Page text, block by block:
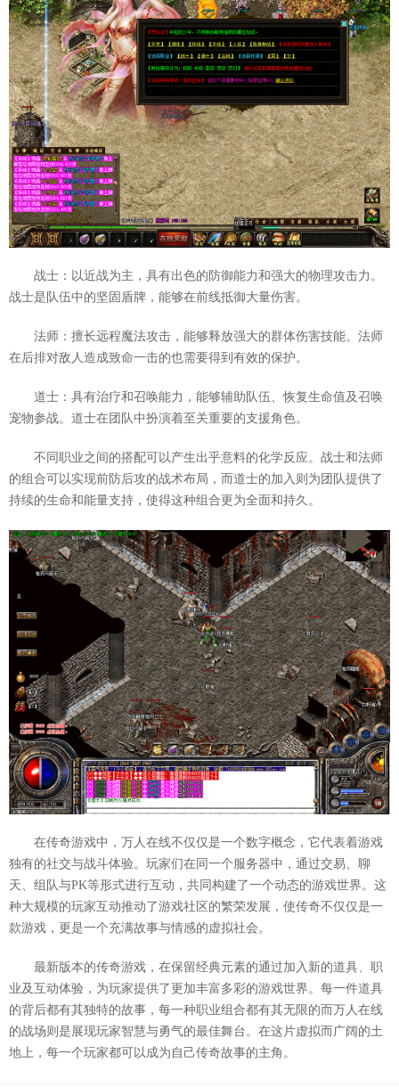
战士：以近战为主，具有出色的防御能力和强大的物理攻击力。
战士是队伍中的坚固盾牌，能够在前线抵御大量伤害。
法师：擅长远程魔法攻击，能够释放强大的群体伤害技能。法师
在后排对敌人造成致命一击的也需要得到有效的保护。
道士：具有治疗和召唤能力，能够辅助队伍、恢复生命值及召唤
宠物参战。道士在团队中扮演着至关重要的支援角色。
不同职业之间的搭配可以产生出乎意料的化学反应。战士和法师
的组合可以实现前防后攻的战术布局，而道士的加入则为团队提供了
持续的生命和能量支持，使得这种组合更为全面和持久。
在传奇游戏中，万人在线不仅仅是一个数字概念，它代表着游戏
独有的社交与战斗体验。玩家们在同一个服务器中，通过交易、聊
天、组队与PK等形式进行互动，共同构建了一个动态的游戏世界。这
种大规模的玩家互动推动了游戏社区的繁荣发展，使传奇不仅仅是一
款游戏，更是一个充满故事与情感的虚拟社会。
最新版本的传奇游戏，在保留经典元素的通过加入新的道具、职
业及互动体验，为玩家提供了更加丰富多彩的游戏世界。每一件道具
的背后都有其独特的故事，每一种职业组合都有其无限的而万人在线
的战场则是展现玩家智慧与勇气的最佳舞台。在这片虚拟而广阔的土
地上，每一个玩家都可以成为自己传奇故事的主角。